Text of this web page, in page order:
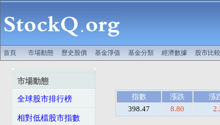
首頁 市場動態 歷史股價 基金淨值 基金分類 經濟數據 股市比較
市場動態
全球股市排行榜
相對低檔股市指數
指數 漲跌
漲
398.47
8.80